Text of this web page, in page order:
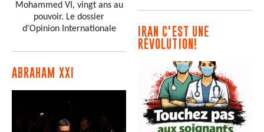
Mohammed VI, vingt ans au
pouvoir. Le dossier
d'Opinion Internationale
ABRAHAM XXI
IRAN C'EST UNE
RÉVOLUTION!